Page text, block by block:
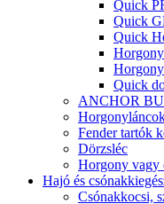
Quick
Quick
Quick
Quick
ANCHOR
Fender tartók
Dörzsléc
Horgony vagy
Hajó és
Csónakkocsi,